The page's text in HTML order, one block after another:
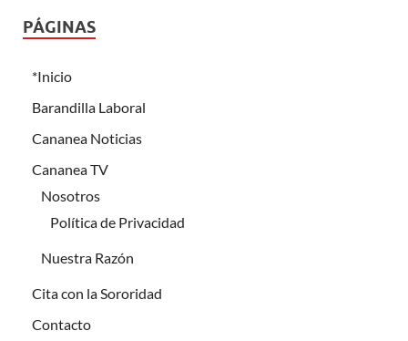
PÁGINAS
*Inicio
Barandilla Laboral
Cananea Noticias
Cananea TV
Nosotros
Política de Privacidad
Nuestra Razón
Cita con la Sororidad
Contacto